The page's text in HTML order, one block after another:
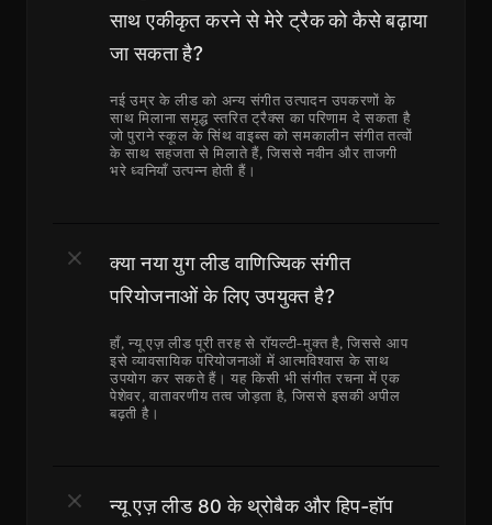
साथ एकीकृत करने से मेरे ट्रैक को कैसे बढ़ाया
जा सकता है?
नई उम्र के लीड को अन्य संगीत उत्पादन उपकरणों के
साथ मिलाना समृद्ध स्तरित ट्रैक्स का परिणाम दे सकता है
जो पुराने स्कूल के सिंथ वाइब्स को समकालीन संगीत तत्वों
के साथ सहजता से मिलाते हैं, जिससे नवीन और ताजगी
भरे ध्वनियाँ उत्पन्न होती हैं।
क्या नया युग लीड वाणिज्यिक संगीत
परियोजनाओं के लिए उपयुक्त है?
हाँ, न्यू एज़ लीड पूरी तरह से रॉयल्टी-मुक्त है, जिससे आप
इसे व्यावसायिक परियोजनाओं में आत्मविश्वास के साथ
उपयोग कर सकते हैं। यह किसी भी संगीत रचना में एक
पेशेवर, वातावरणीय तत्व जोड़ता है, जिससे इसकी अपील
बढ़ती है।
न्यू एज़ लीड 80 के थ्रोबैक और हिप-हॉप